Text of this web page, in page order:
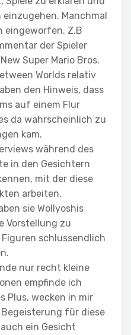
Manchmal
eingeworfen. Z.B
der Spieler
Super Mario Bros.
Worlds relativ
den Hinweis, dass
auf einem Flur
da wahrscheinlich zu
kam.
während des
in den Gesichtern
mit der diese
arbeiten.
sie Wollyoshis
Vorstellung zu
schlussendlich
nur recht kleine
empfinde ich
Plus, wecken in mir
für diese
ein Gesicht